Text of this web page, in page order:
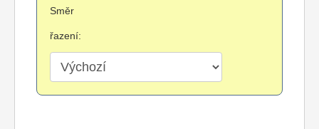
Směr
řazení: